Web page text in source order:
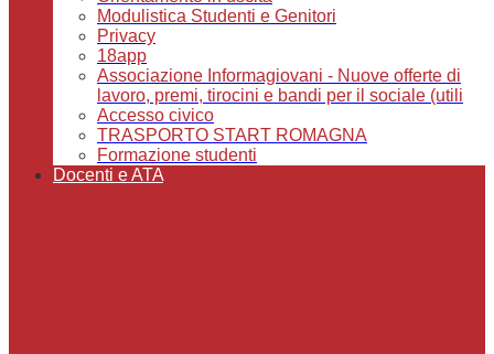
Modulistica Studenti e Genitori
Privacy
18app
Associazione Informagiovani - Nuove offerte di
lavoro, premi, tirocini e bandi per il sociale (utili
Accesso civico
TRASPORTO START ROMAGNA
Formazione studenti
Docenti e ATA